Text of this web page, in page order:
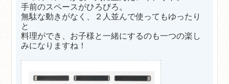
手前のスペースがひろびろ。
無駄な動きがなく、２人並んで使ってもゆったり
と
料理ができ、お子様と一緒にするのも一つの楽し
みになりますね！